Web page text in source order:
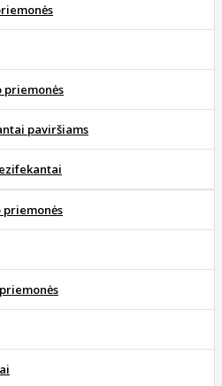
priemonės
paviršiams